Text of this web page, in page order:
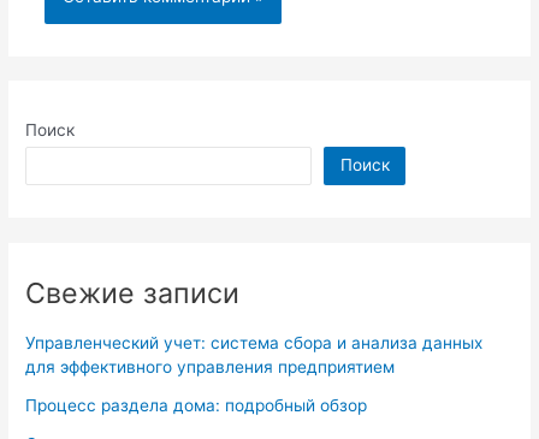
Поиск
Поиск
Свежие записи
Управленческий учет: система сбора и анализа данных
для эффективного управления предприятием
Процесс раздела дома: подробный обзор